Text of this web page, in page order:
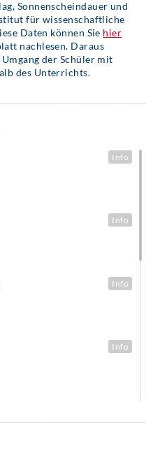
Sonnenscheindauer und
für wissenschaftliche
Daten können Sie hier
nachlesen. Daraus
der Schüler mit
des Unterrichts.
Info
Info
Info
Info